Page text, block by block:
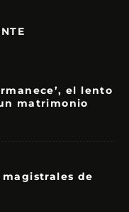
el lento
matrimonio
magistrales de